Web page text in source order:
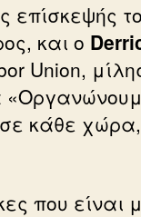
επίσκεψής
και ο
Union,
κάθε
που